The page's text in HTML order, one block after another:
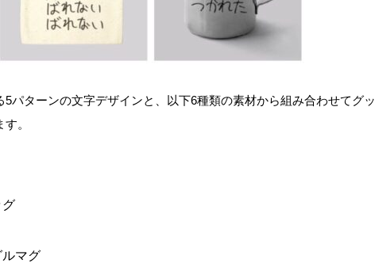
5パターンの文字デザインと、以下6種類の素材から組み合わせてグッ
。
グ
マグ